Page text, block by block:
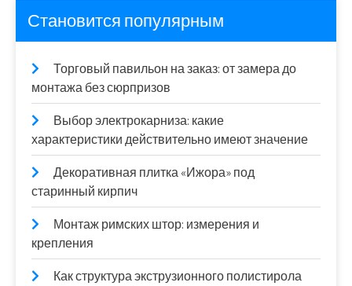
Становится популярным
Торговый павильон на заказ: от замера до
монтажа без сюрпризов
Выбор электрокарниза: какие
характеристики действительно имеют значение
Декоративная плитка «Ижора» под
старинный кирпич
Монтаж римских штор: измерения и
крепления
Как структура экструзионного полистирола